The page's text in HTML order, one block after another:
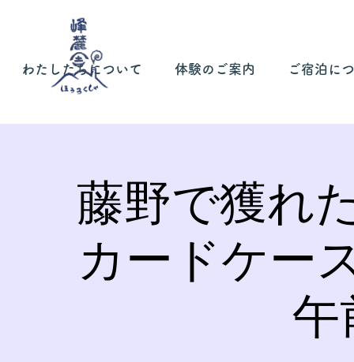
わたしたちについて 体験のご案内 ご宿泊に
藤野で獲れ
カードケー
午